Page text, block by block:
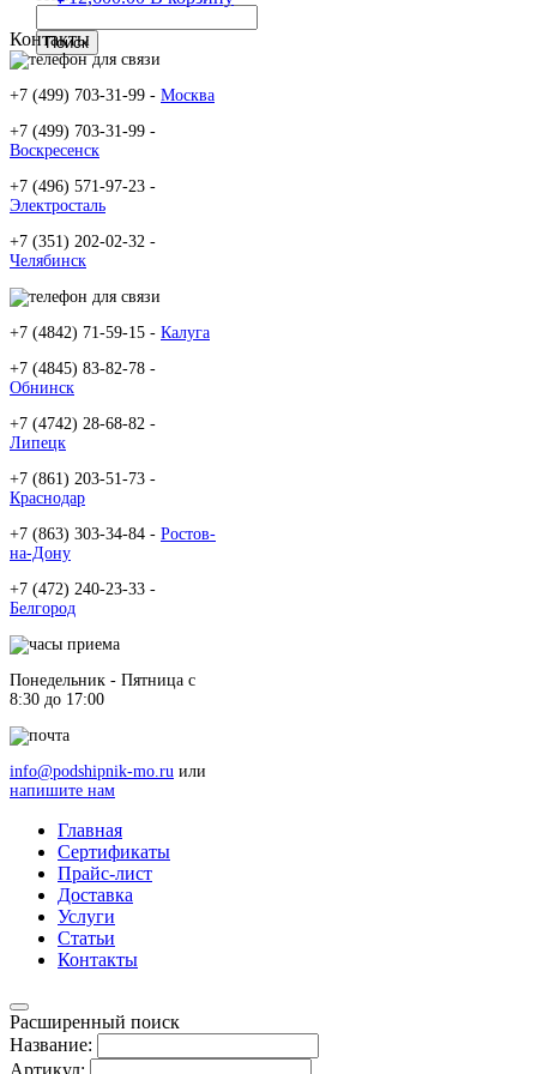
Контакты
+7 (499) 703-31-99 - Москва
+7 (499) 703-31-99 -
Воскресенск
+7 (496) 571-97-23 -
Электросталь
+7 (351) 202-02-32 -
Челябинск
+7 (4842) 71-59-15 - Калуга
+7 (4845) 83-82-78 -
Обнинск
+7 (4742) 28-68-82 -
Липецк
+7 (861) 203-51-73 -
Краснодар
+7 (863) 303-34-84 - Ростов-
на-Дону
+7 (472) 240-23-33 -
Белгород
Понедельник - Пятница c
8:30 до 17:00
info@podshipnik-mo.ru или
напишите нам
Главная
Сертификаты
Прайс-лист
Доставка
Услуги
Статьи
Контакты
Расширенный поиск
Название:
Артикул: